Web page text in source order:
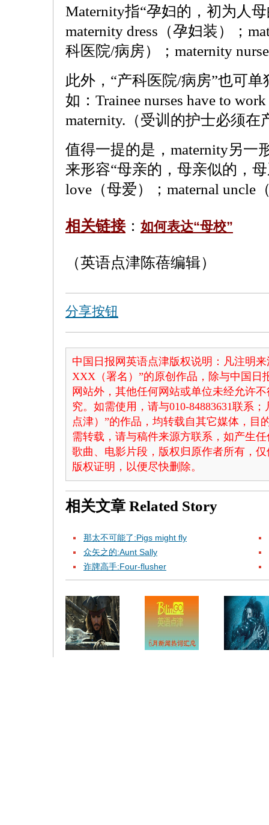
Maternity指“孕妇的，初为人
maternity dress（孕妇装）；
科医院/病房）；maternity
此外，“产科医院/病房”也可
如：Trainee nurses have to
maternity.（受训的护士必须
值得一提的是，maternity另一
来形容“母亲的，母亲似的，母
love（母爱）；maternal uncle
相关链接： 如何表达“母校”
（英语点津陈蓓编辑）
分享按钮
中国日报网英语点津版权说明：凡注明
XXX（署名）”的原创作品，除与中国日
网站外，其他任何网站或单位未经允许
究。如需使用，请与010-84883631联系
点津）”的作品，均转载自其它媒体，目
需转载，请与稿件来源方联系，如产生
歌曲、电影片段，版权归原作者所有，
版权证明，以便尽快删除。
相关文章 Related Story
那太不可能了:Pigs might fly
众矢之的:Aunt Sally
诈牌高手:Four-flusher